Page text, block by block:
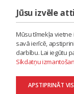
Jūsu izvēle
Mūsu tīmekļa
savā ierīcē,
darbību. Lai iegūtu
Sīkdatņu
APSTIPRINĀT